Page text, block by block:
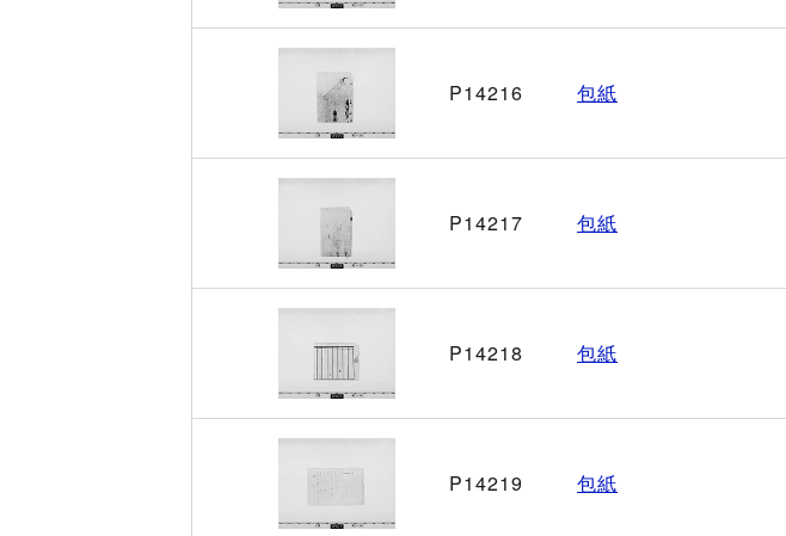
P14216 包紙
P14217 包紙
P14218 包紙
P14219 包紙